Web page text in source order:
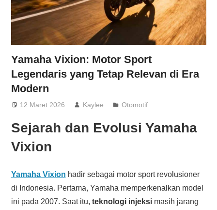
Yamaha Vixion: Motor Sport
Legendaris yang Tetap Relevan di Era
Modern
12 Maret 2026 Kaylee Otomotif
Sejarah dan Evolusi Yamaha
Vixion
Yamaha Vixion hadir sebagai motor sport revolusioner
di Indonesia. Pertama, Yamaha memperkenalkan model
ini pada 2007. Saat itu, teknologi injeksimasih jarang